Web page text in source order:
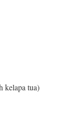
kelapa tua)